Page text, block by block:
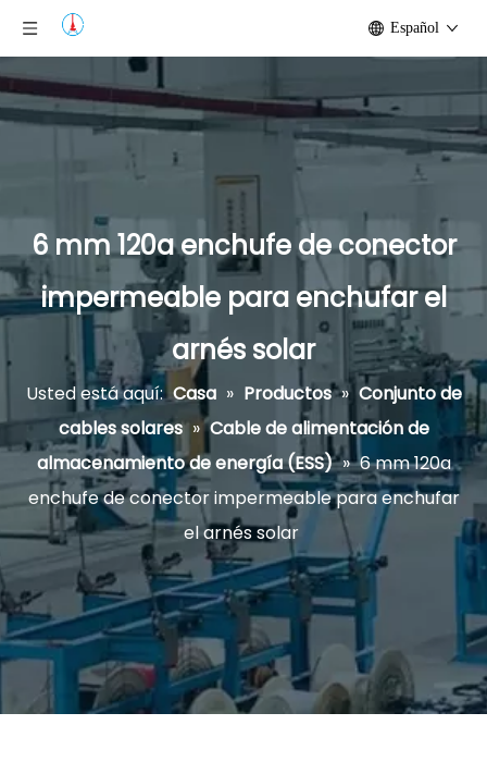
Español
6 mm 120a enchufe de conector
impermeable para enchufar el
arnés solar
Usted está aquí: Casa » Productos » Conjunto de
cables solares » Cable de alimentación de
almacenamiento de energía (ESS) » 6 mm 120a
enchufe de conector impermeable para enchufar
el arnés solar